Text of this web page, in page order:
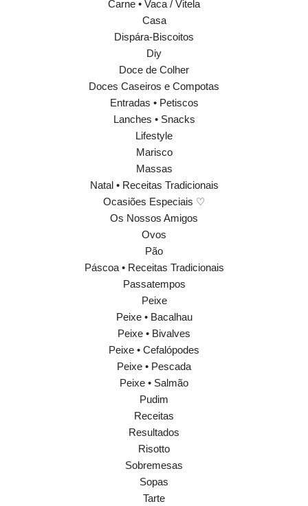
Carne • Vaca / Vitela
Casa
Dispára-Biscoitos
Diy
Doce de Colher
Doces Caseiros e Compotas
Entradas • Petiscos
Lanches • Snacks
Lifestyle
Marisco
Massas
Natal • Receitas Tradicionais
Ocasiões Especiais ♡
Os Nossos Amigos
Ovos
Pão
Páscoa • Receitas Tradicionais
Passatempos
Peixe
Peixe • Bacalhau
Peixe • Bivalves
Peixe • Cefalópodes
Peixe • Pescada
Peixe • Salmão
Pudim
Receitas
Resultados
Risotto
Sobremesas
Sopas
Tarte